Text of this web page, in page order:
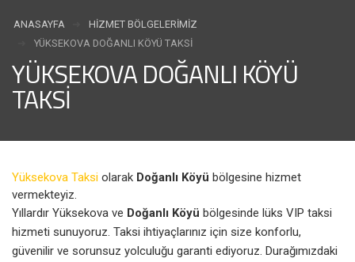
ANASAYFA
HIZMET BÖLGELERIMIZ
YÜKSEKOVA DOĞANLI KÖYÜ TAKSI
YÜKSEKOVA DOĞANLI KÖYÜ
TAKSI
Yüksekova Taksi olarak Doğanlı Köyü bölgesine hizmet
vermekteyiz.
Yıllardır Yüksekova ve Doğanlı Köyü bölgesinde lüks VIP taksi
hizmeti sunuyoruz. Taksi ihtiyaçlarınız için size konforlu,
güvenilir ve sorunsuz yolculuğu garanti ediyoruz. Durağımızdaki